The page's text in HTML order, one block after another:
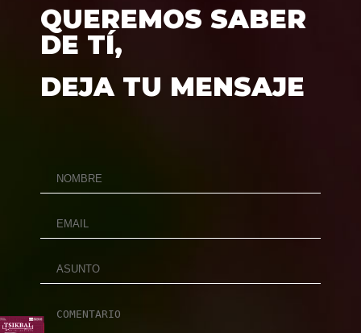
QUEREMOS SABER
DE TÍ,
DEJA TU MENSAJE